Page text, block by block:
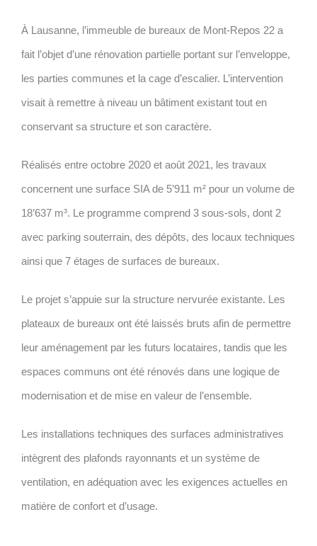
À Lausanne, l’immeuble de bureaux de Mont-Repos 22 a
fait l’objet d’une rénovation partielle portant sur l’enveloppe,
les parties communes et la cage d’escalier. L’intervention
visait à remettre à niveau un bâtiment existant tout en
conservant sa structure et son caractère.
Réalisés entre octobre 2020 et août 2021, les travaux
concernent une surface SIA de 5’911 m² pour un volume de
18’637 m³. Le programme comprend 3 sous-sols, dont 2
avec parking souterrain, des dépôts, des locaux techniques
ainsi que 7 étages de surfaces de bureaux.
Le projet s’appuie sur la structure nervurée existante. Les
plateaux de bureaux ont été laissés bruts afin de permettre
leur aménagement par les futurs locataires, tandis que les
espaces communs ont été rénovés dans une logique de
modernisation et de mise en valeur de l’ensemble.
Les installations techniques des surfaces administratives
intègrent des plafonds rayonnants et un système de
ventilation, en adéquation avec les exigences actuelles en
matière de confort et d’usage.